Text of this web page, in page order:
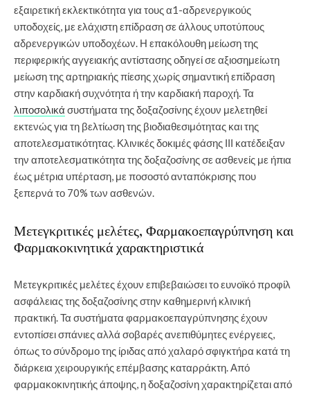
εξαιρετική εκλεκτικότητα για τους α1-αδρενεργικούς
υποδοχείς, με ελάχιστη επίδραση σε άλλους υποτύπους
αδρενεργικών υποδοχέων. Η επακόλουθη μείωση της
περιφερικής αγγειακής αντίστασης οδηγεί σε αξιοσημείωτη
μείωση της αρτηριακής πίεσης χωρίς σημαντική επίδραση
στην καρδιακή συχνότητα ή την καρδιακή παροχή. Τα
λιποσολικά συστήματα της δοξαζοσίνης έχουν μελετηθεί
εκτενώς για τη βελτίωση της βιοδιαθεσιμότητας και της
αποτελεσματικότητας. Κλινικές δοκιμές φάσης ΙΙΙ κατέδειξαν
την αποτελεσματικότητα της δοξαζοσίνης σε ασθενείς με ήπια
έως μέτρια υπέρταση, με ποσοστό ανταπόκρισης που
ξεπερνά το 70% των ασθενών.
Μετεγκριτικές μελέτες, Φαρμακοεπαγρύπνηση και
Φαρμακοκινητικά χαρακτηριστικά
Μετεγκριτικές μελέτες έχουν επιβεβαιώσει το ευνοϊκό προφίλ
ασφάλειας της δοξαζοσίνης στην καθημερινή κλινική
πρακτική. Τα συστήματα φαρμακοεπαγρύπνησης έχουν
εντοπίσει σπάνιες αλλά σοβαρές ανεπιθύμητες ενέργειες,
όπως το σύνδρομο της ίριδας από χαλαρό σφιγκτήρα κατά τη
διάρκεια χειρουργικής επέμβασης καταρράκτη. Από
φαρμακοκινητικής άποψης, η δοξαζοσίνη χαρακτηρίζεται από